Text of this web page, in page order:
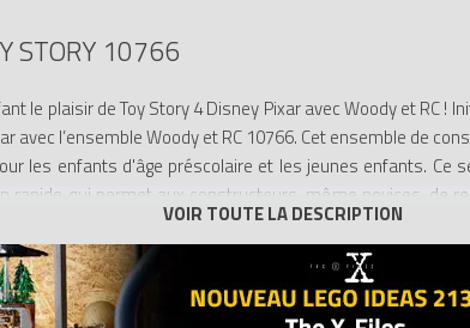
STORY 10766
le plaisir de Toy Story 4 Disney Pixar avec Woody et RC !
avec l’ensemble Woody et RC 10766. Cet ensemble de
les enfants d'âge préscolaire et les jeunes enfants. Ce
rapide qui permet aux constructeurs, même novices, de
inclus pour construire et jouer aidera également votre
son imagination et sa confiance pour une parfaite entrée
Woody pour créer un jeu de rôle.
conçus pour être amusants et faciles pour les